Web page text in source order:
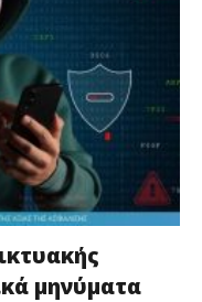
μηνύματα